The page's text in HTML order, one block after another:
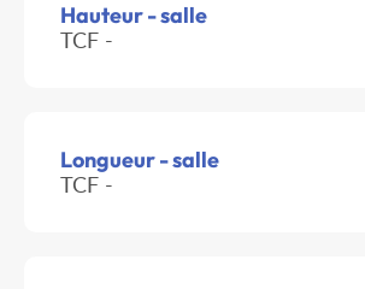
Hauteur - salle
TCF -
Longueur - salle
TCF -